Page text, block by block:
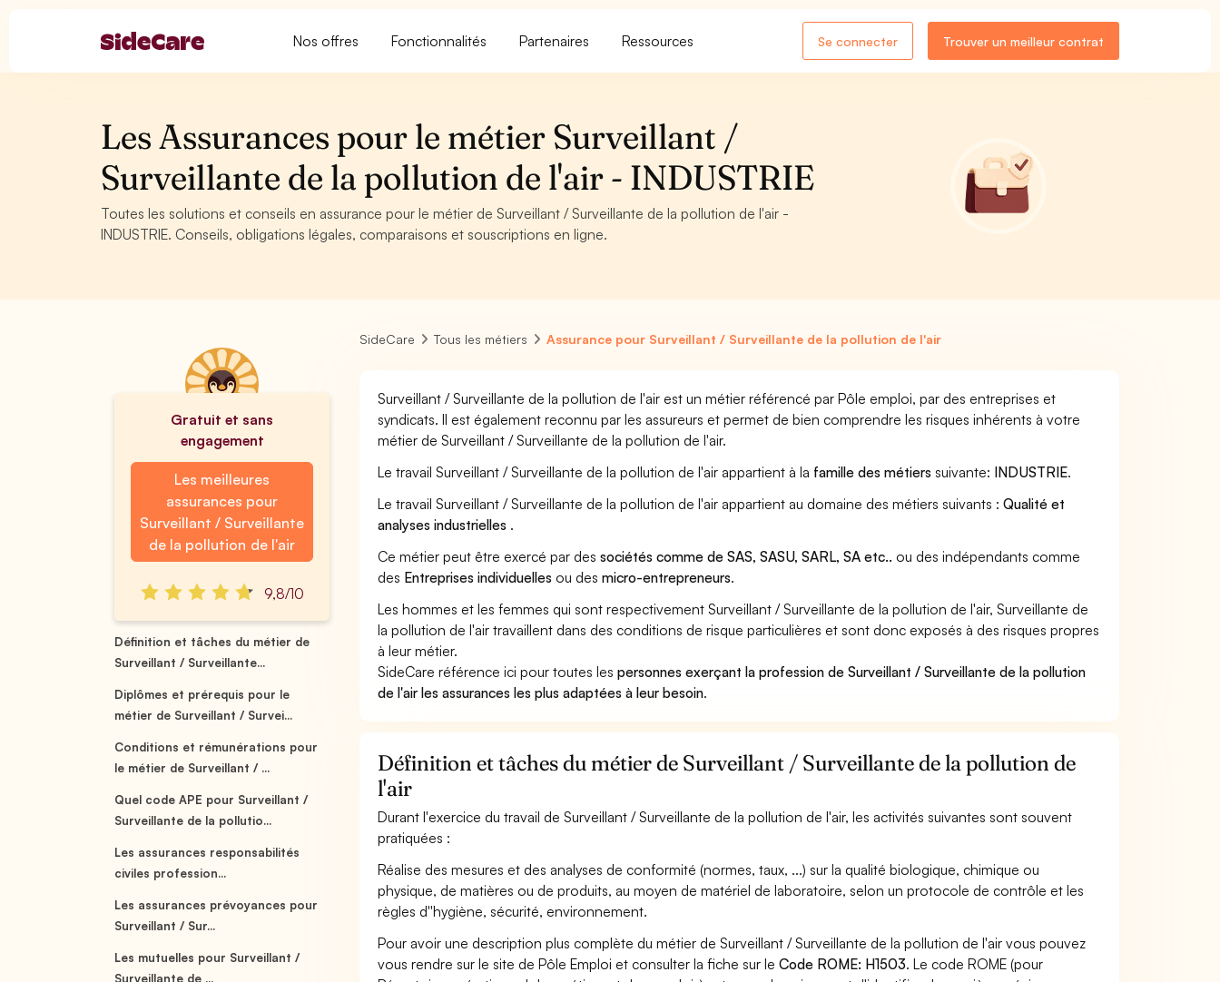
Nos offres Fonctionnalités Partenaires Ressources Se connecter Trouver un meilleur contrat
Les Assurances pour le métier Surveillant /
Surveillante de la pollution de l'air - INDUSTRIE
Toutes les solutions et conseils en assurance pour le métier de Surveillant / Surveillante de la pollution de l'air -
INDUSTRIE. Conseils, obligations légales, comparaisons et souscriptions en ligne.
Gratuit et sans
engagement
Les meilleures
assurances pour
Surveillant / Surveillante
de la pollution de l'air
9,8/10
Définition et tâches du métier de
Surveillant / Surveillante...
Diplômes et prérequis pour le
métier de Surveillant / Survei...
Conditions et rémunérations pour
le métier de Surveillant / ...
Quel code APE pour Surveillant /
Surveillante de la pollutio...
Les assurances responsabilités
civiles profession...
Les assurances prévoyances pour
Surveillant / Sur...
Les mutuelles pour Surveillant /
Surveillante de ...
SideCare Tous les métiers Assurance pour Surveillant / Surveillante de la pollution de l'air
Surveillant / Surveillante de la pollution de l'air est un métier référencé par Pôle emploi, par des entreprises et
syndicats. Il est également reconnu par les assureurs et permet de bien comprendre les risques inhérents à votre
métier de Surveillant / Surveillante de la pollution de l'air.
Le travail Surveillant / Surveillante de la pollution de l'air appartient à la famille des métiers suivante: INDUSTRIE.
Le travail Surveillant / Surveillante de la pollution de l'air appartient au domaine des métiers suivants :Qualité et
analyses industrielles .
Ce métier peut être exercé par dessociétés comme de SAS, SASU, SARL, SA etc.. ou des indépendants comme
des Entreprises individuelles ou desmicro-entrepreneurs.
Les hommes et les femmes qui sont respectivement Surveillant / Surveillante de la pollution de l'air, Surveillante de
la pollution de l'air travaillent dans des conditions de risque particulières et sont donc exposés à des risques propres
à leur métier.
SideCare référence ici pour toutes lespersonnes exerçant la profession de Surveillant / Surveillante de la pollution
de l'air les assurances les plus adaptées à leur besoin.
Définition et tâches du métier de Surveillant / Surveillante de la pollution de
l'air
Durant l'exercice du travail de Surveillant / Surveillante de la pollution de l'air, les activités suivantes sont souvent
pratiquées :
Réalise des mesures et des analyses de conformité (normes, taux, ...) sur la qualité biologique, chimique ou
physique, de matières ou de produits, au moyen de matériel de laboratoire, selon un protocole de contrôle et les
règles d''hygiène, sécurité, environnement.
Pour avoir une description plus complète du métier de Surveillant / Surveillante de la pollution de l'air vous pouvez
vous rendre sur le site de Pôle Emploi et consulter la fiche sur leCode ROME: H1503. Le code ROME (pour